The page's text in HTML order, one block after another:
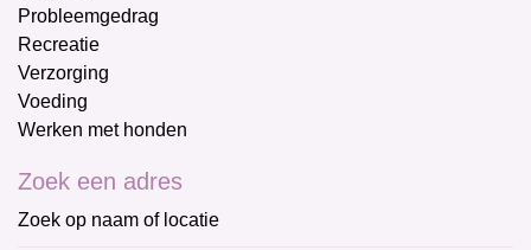
Probleemgedrag
Recreatie
Verzorging
Voeding
Werken met honden
Zoek een adres
Zoek op naam of locatie